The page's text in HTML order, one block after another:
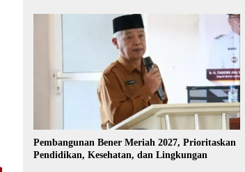
Pembangunan Bener Meriah 2027, Prioritaskan
Pendidikan, Kesehatan, dan Lingkungan